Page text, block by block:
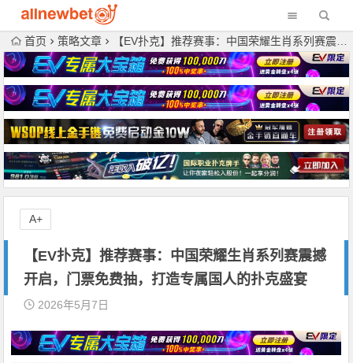
首页 策略文章 【EV扑克】推荐赛事：中国荣耀生肖系列赛震撼开启，门票免费抽，打造专属国人的扑克盛宴
【EV扑克】推荐赛事：中国荣耀生肖系列赛震撼
开启，门票免费抽，打造专属国人的扑克盛宴
2026年5月7日
A+